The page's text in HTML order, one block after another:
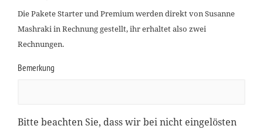
Die Pakete Starter und Premium werden direkt von Susanne
Mashraki in Rechnung gestellt, ihr erhaltet also zwei
Rechnungen.
Bemerkung
Bitte beachten Sie, dass wir bei nicht eingelösten